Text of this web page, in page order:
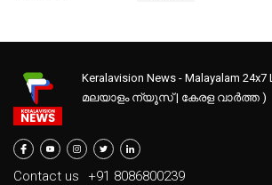
Keralavision News - Malayalam 24x7
മലയാളം ന്യൂസ് | കേരള വാർത്ത )
Contact us +91 8086800239